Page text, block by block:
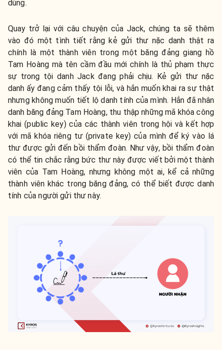
dùng.
Quay trở lại với câu chuyện của Jack, chúng ta sẽ thêm
vào đó một tình tiết rằng kẻ gửi thư nặc danh thật ra
chính là một thành viên trong một băng đảng giang hồ
Tam Hoàng mà tên cầm đầu mới chính là thủ phạm thực
sự trong tội danh Jack đang phải chịu. Kẻ gửi thư nặc
danh ấy đang cảm thấy tội lỗi, và hắn muốn khai ra sự thật
nhưng không muốn tiết lộ danh tính của mình. Hắn đã nhân
danh băng đảng Tam Hoàng, thu thập những mã khóa công
khai (public key) của các thành viên trong hội và kết hợp
với mã khóa riêng tư (private key) của mình để ký vào lá
thư được gửi đến bồi thẩm đoàn. Như vậy, bồi thẩm đoàn
có thể tin chắc rằng bức thư này được viết bởi một thành
viên của Tam Hoàng, nhưng không một ai, kể cả những
thành viên khác trong băng đảng, có thể biết được danh
tính của người gửi thư này.